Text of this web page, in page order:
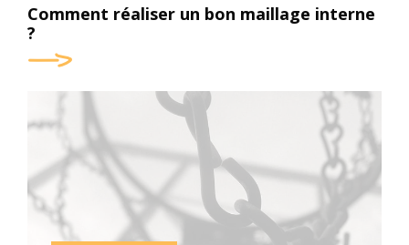
Comment réaliser un bon maillage interne
?